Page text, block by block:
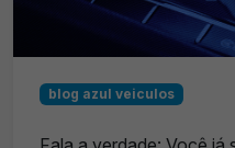
blog azul veiculos